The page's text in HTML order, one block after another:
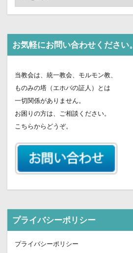
お気軽にお問い合わせください。
当教会は、統一教会、モルモン教、
ものみの塔（エホバの証人）とは
一切関係がありません。
お困りの方は、ご相談ください。
こちらからどうぞ。
プライバシーポリシー
プライバシーポリシー